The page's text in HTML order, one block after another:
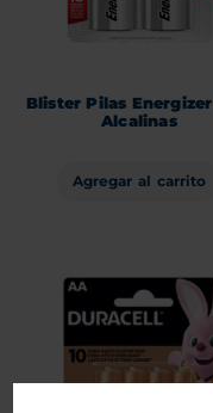
Blister Pilas
Alcalinas
Agregar al carrito